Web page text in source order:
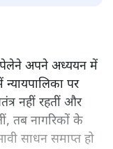
अपने अध्ययन में
न्यायपालिका पर
नहीं रहतीं और
तब नागरिकों के
साधन समाप्त हो